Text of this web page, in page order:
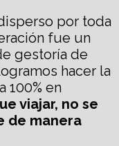
por toda
fue un
gestoría de
hacer la
100% en
viajar, no se
de manera